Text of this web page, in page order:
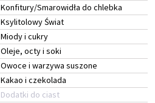
Konfitury/Smarowidła do chlebka
Ksylitolowy Świat
Miody i cukry
Oleje, octy i soki
Owoce i warzywa suszone
Kakao i czekolada
Dodatki do ciast